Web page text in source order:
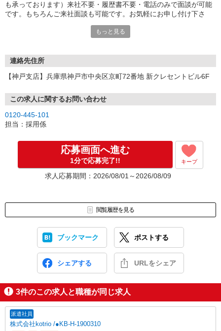
も承っております）来社不要・履歴書不要・電話のみで面談が可能
です。もちろんご来社面談も可能です。お気軽にお申し付け下さ
もっと見る
連絡先住所
【神戸支店】兵庫県神戸市中央区京町72番地 新クレセントビル6F
この求人に関するお問い合わせ
0120-445-101
担当：採用係
応募画面へ進む
1分で応募完了!! キープ
求人応募期間：2026/08/01～2026/08/09
閲覧履歴を見る
ブックマーク ポストする
シェアする URLをシェア
3件のこの求人と職種が同じ求人
派遣社員
株式会社kotrio /●KB-H-1900310